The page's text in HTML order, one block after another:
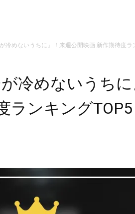
冷めないうちに』！来週公開映画 新作期待度ラ
冷めないうちに
ランキング